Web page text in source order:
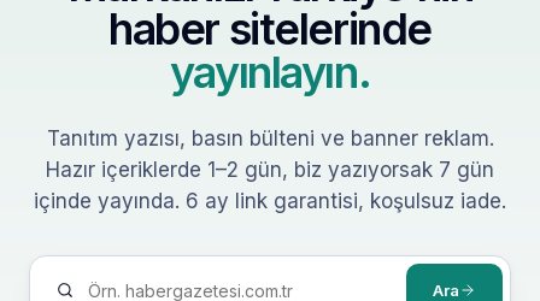
haber sitelerinde
yayınlayın.
Tanıtım yazısı, basın bülteni ve banner reklam.
Hazır içeriklerde 1–2 gün, biz yazıyorsak 7 gün
içinde yayında. 6 ay link garantisi, koşulsuz iade.
Ara